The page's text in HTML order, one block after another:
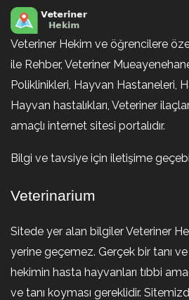
Veteriner Hekim ve öğrencilere
ile Rehber, Veteriner
Poliklinikleri, Hayvan Hastaneleri,
Hayvan hastalıkları, Veteriner
amaçlı internet sitesi portalıdır.
Bilgi ve tavsiye için iletişime
Veterinarium
Sitede yer alan bilgiler Veteriner
yerine geçemez. Gerçek bir tanı
hekimin hasta hayvanları tıbbi
ve tanı koyması gereklidir.